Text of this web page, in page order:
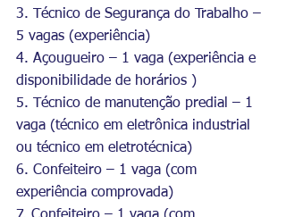
3. Técnico de Segurança do Trabalho –
5 vagas (experiência)
4. Açougueiro – 1 vaga (experiência e
disponibilidade de horários )
5. Técnico de manutenção predial – 1
vaga (técnico em eletrônica industrial
ou técnico em eletrotécnica)
6. Confeiteiro – 1 vaga (com
experiência comprovada)